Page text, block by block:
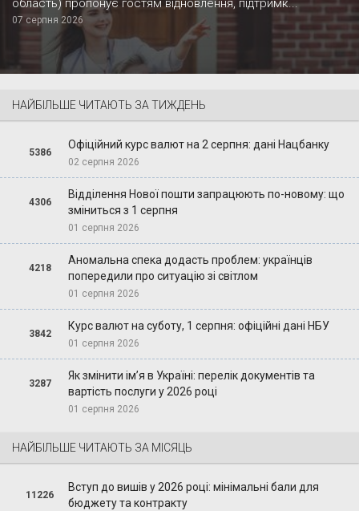
область) пропонує гостям відновлення, підтримк...
07 серпня 2026
НАЙБІЛЬШЕ ЧИТАЮТЬ ЗА ТИЖДЕНЬ
5386
Офіційний курс валют на 2 серпня: дані Нацбанку
02 серпня 2026
4306
Відділення Нової пошти запрацюють по-новому: що
зміниться з 1 серпня
01 серпня 2026
4218
Аномальна спека додасть проблем: українців
попередили про ситуацію зі світлом
01 серпня 2026
3842
Курс валют на суботу, 1 серпня: офіційні дані НБУ
01 серпня 2026
3287
Як змінити ім’я в Україні: перелік документів та
вартість послуги у 2026 році
01 серпня 2026
НАЙБІЛЬШЕ ЧИТАЮТЬ ЗА МІСЯЦЬ
11226
Вступ до вишів у 2026 році: мінімальні бали для
бюджету та контракту